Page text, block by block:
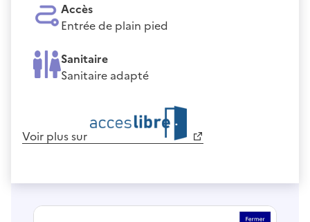
Accès
Entrée de plain pied
Sanitaire
Sanitaire adapté
Voir plus sur